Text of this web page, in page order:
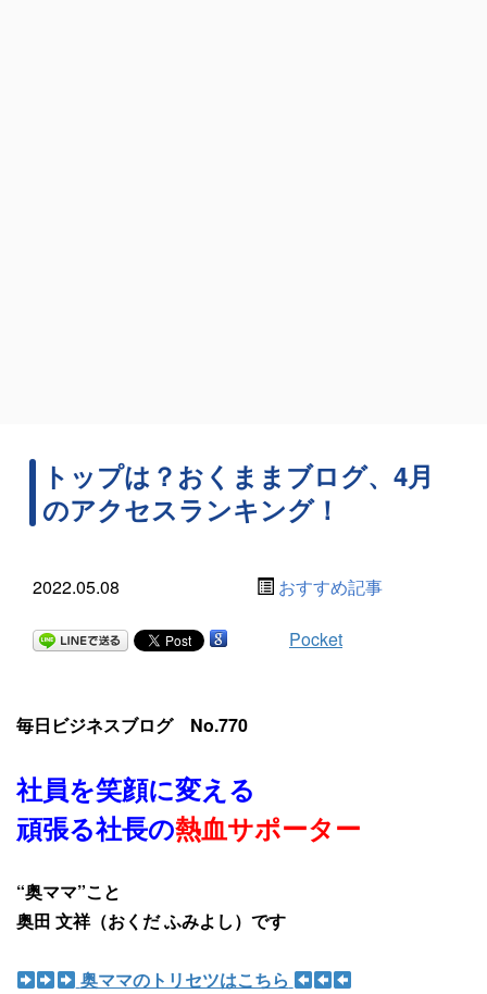
トップは？おくままブログ、4月
のアクセスランキング！
2022.05.08 おすすめ記事
Pocket
毎日ビジネスブログ No.770
社員を笑顔に変える
頑張る社長の熱血サポーター
“奥ママ”こと
奥田 文祥（おくだ ふみよし）です
奥ママのトリセツはこちら